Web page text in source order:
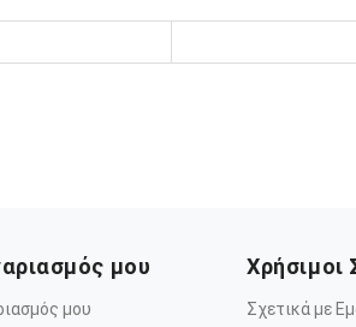
μου
μου
Χρήσιμοι
Σχετικά με